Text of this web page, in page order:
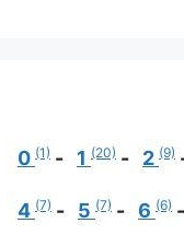
0 (1) 1 (20) 2 (9)
4 (7) 5 (7) 6 (6)